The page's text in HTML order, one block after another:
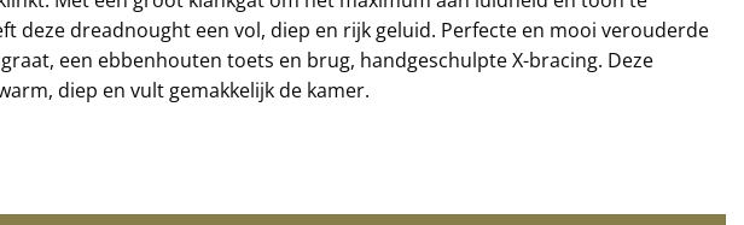
deze dreadnought een vol, diep en rijk geluid. Perfecte en mooi verouderde
een ebbenhouten toets en brug, handgeschulpte X-bracing. Deze
diep en vult gemakkelijk de kamer.